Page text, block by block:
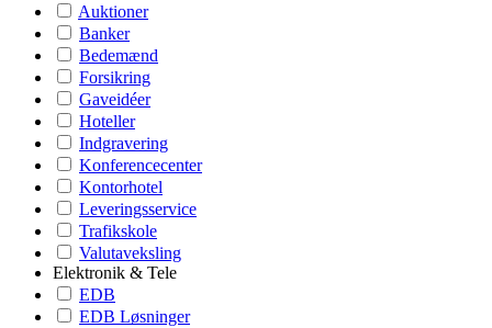
Auktioner
Banker
Bedemænd
Forsikring
Gaveidéer
Hoteller
Indgravering
Konferencecenter
Kontorhotel
Leveringsservice
Trafikskole
Valutaveksling
Elektronik & Tele
EDB
EDB Løsninger